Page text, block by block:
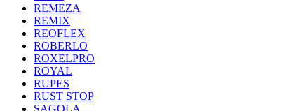
REMEZA
REMIX
REOFLEX
ROBERLO
ROXELPRO
ROYAL
RUPES
RUST STOP
SAGOLA